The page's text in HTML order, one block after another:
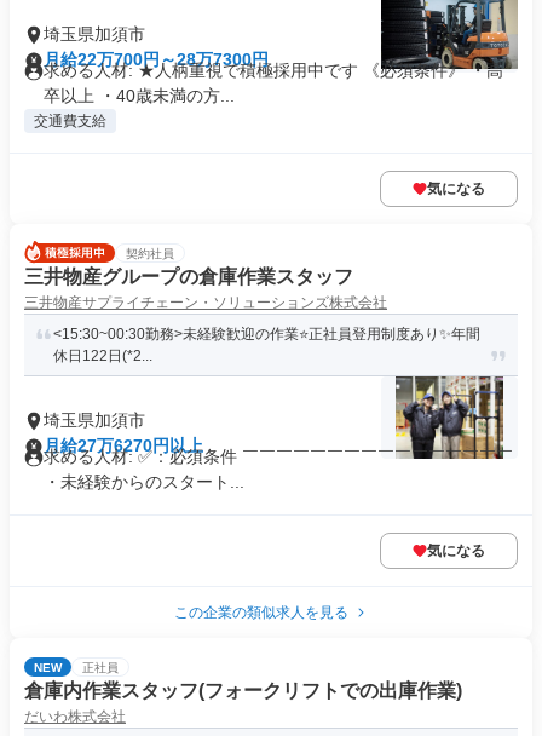
埼玉県加須市
月給22万700円～28万7300円
求める人材: ★人柄重視で積極採用中です 《必須条件》 ・高
卒以上 ・40歳未満の方...
交通費支給
気になる
契約社員
三井物産グループの倉庫作業スタッフ
三井物産サプライチェーン・ソリューションズ株式会社
<15:30~00:30勤務>未経験歓迎の作業⭐正社員登用制度あり✨年間
休日122日(*2...
埼玉県加須市
月給27万6270円以上
求める人材: ✅：必須条件 ￣￣￣￣￣￣￣￣￣￣￣￣￣￣￣￣
・未経験からのスタート...
気になる
この企業の類似求人を見る
NEW 正社員
倉庫内作業スタッフ(フォークリフトでの出庫作業)
だいわ株式会社